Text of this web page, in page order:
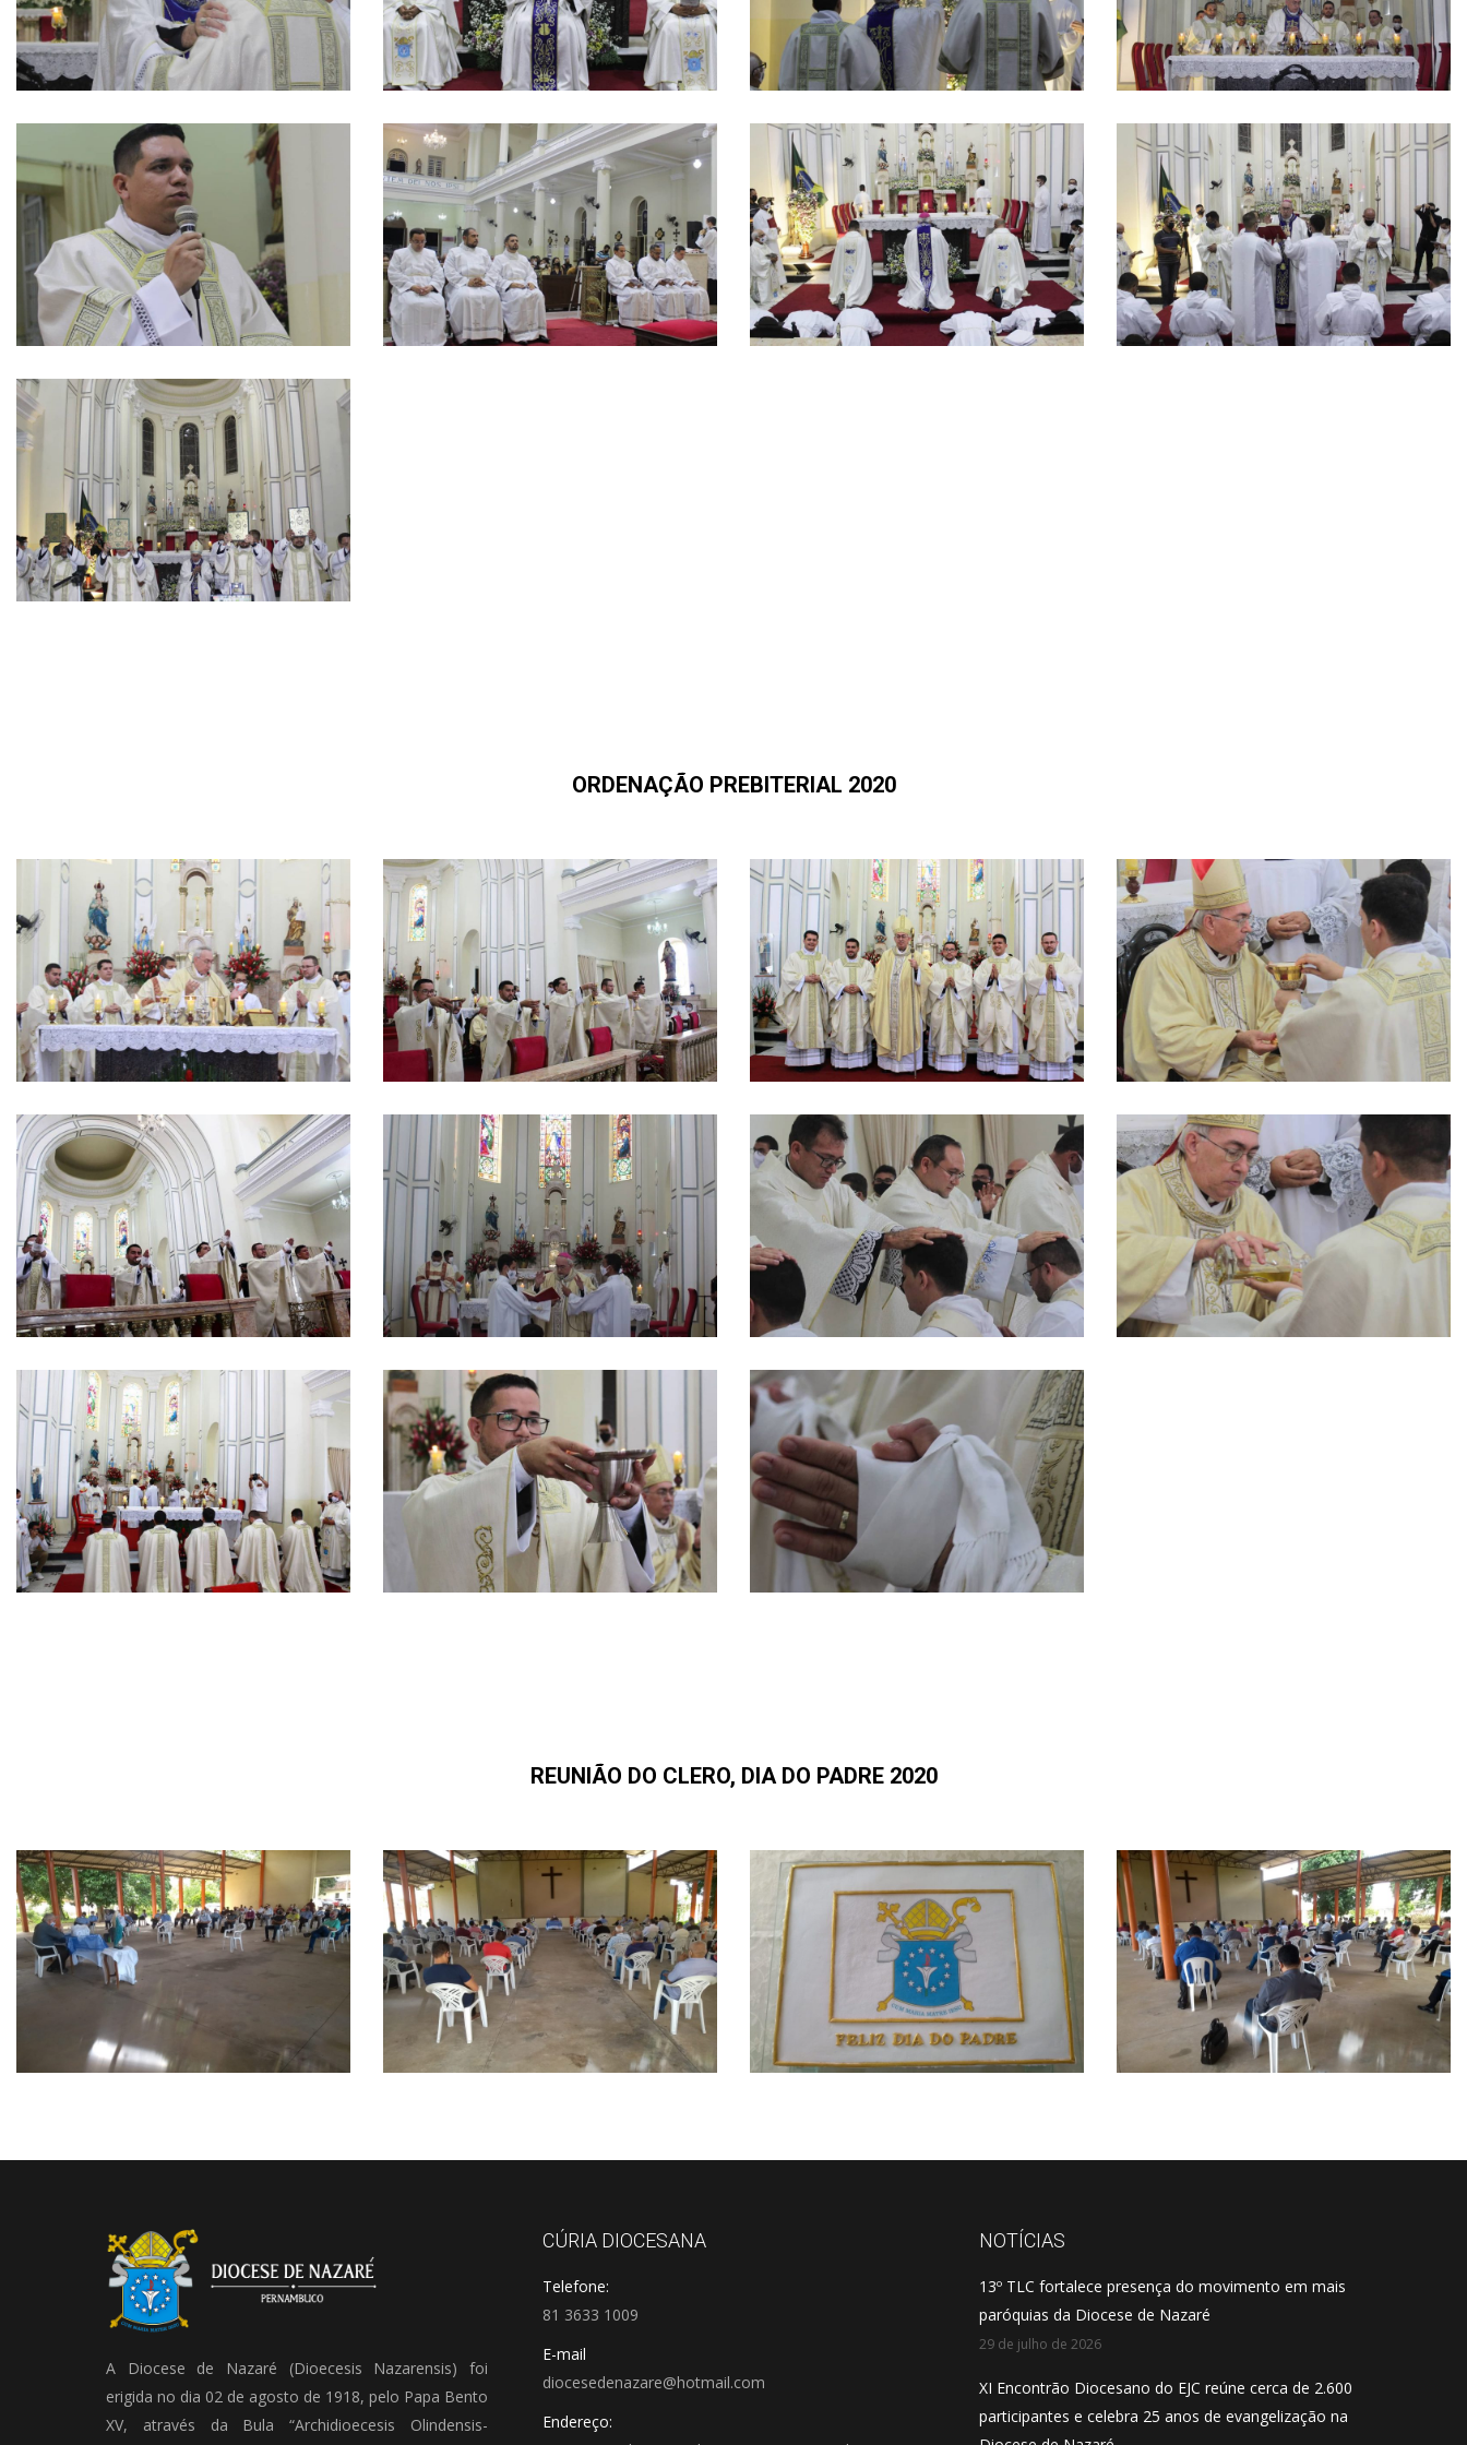
ORDENAÇÃO PREBITERIAL 2020
REUNIÃO DO CLERO, DIA DO PADRE 2020
A Diocese de Nazaré (Dioecesis Nazarensis) foi
erigida no dia 02 de agosto de 1918, pelo Papa Bento
XV, através da Bula “Archidioecesis Olindensis-
CÚRIA DIOCESANA
Telefone:
81 3633 1009
E-mail
diocesedenazare@hotmail.com
Endereço:
NOTÍCIAS
13º TLC fortalece presença do movimento em mais
paróquias da Diocese de Nazaré
29 de julho de 2026
XI Encontrão Diocesano do EJC reúne cerca de 2.600
participantes e celebra 25 anos de evangelização na